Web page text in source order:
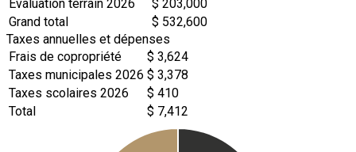
Évaluation terrain 2026
$ 203,000
Grand total
$ 532,600
Taxes annuelles et dépenses
Frais de copropriété
$ 3,624
Taxes municipales 2026 $ 3,378
Taxes scolaires 2026
$ 410
Total
$ 7,412